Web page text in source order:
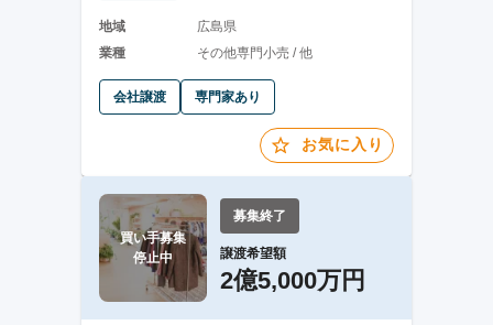
地域
広島県
業種
その他専門小売 / 他
会社譲渡 専門家あり
お気に入り
買い手募集
停止中
募集終了
譲渡希望額
2億5,000万円